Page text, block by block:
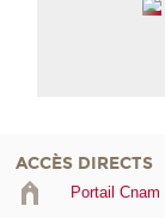
ACCÈS DIRECTS
Portail Cnam